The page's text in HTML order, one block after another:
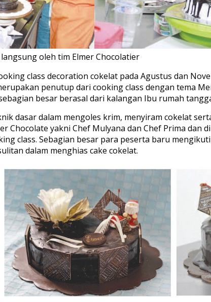
oleh tim Elmer Chocolatier
class decoration cokelat pada Agustus dan
penutup dari cooking class dengan tema
besar berasal dari kalangan Ibu rumah
dasar dalam mengoles krim, menyiram cokelat
Chocolate yakni Chef Mulyana dan Chef Prima dan
class. Sebagian besar para peserta baru
dalam menghias cake cokelat.